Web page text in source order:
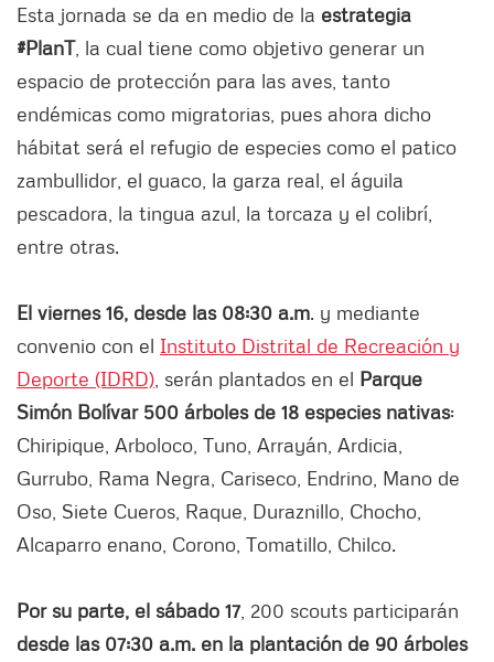
Esta jornada se da en medio de la estrategia
#PlanT, la cual tiene como objetivo generar un
espacio de protección para las aves, tanto
endémicas como migratorias, pues ahora dicho
hábitat será el refugio de especies como el patico
zambullidor, el guaco, la garza real, el águila
pescadora, la tingua azul, la torcaza y el colibrí,
entre otras.
El viernes 16, desde las 08:30 a.m. y mediante
convenio con el Instituto Distrital de Recreación y
Deporte (IDRD) , serán plantados en el Parque
Simón Bolívar 500 árboles de 18 especies nativas:
Chiripique, Arboloco, Tuno, Arrayán, Ardicia,
Gurrubo, Rama Negra, Cariseco, Endrino, Mano de
Oso, Siete Cueros, Raque, Duraznillo, Chocho,
Alcaparro enano, Corono, Tomatillo, Chilco.
Por su parte, el sábado 17 , 200 scouts participarán
desde las 07:30 a.m. en la plantación de 90 árboles